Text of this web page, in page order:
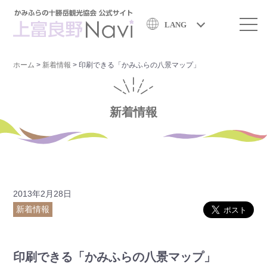
LANG
ホーム > 新着情報 > 印刷できる「かみふらの八景マップ」
新着情報
2013年2月28日
新着情報
印刷できる「かみふらの八景マップ」